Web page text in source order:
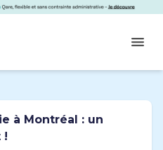
à Montréal : un
!